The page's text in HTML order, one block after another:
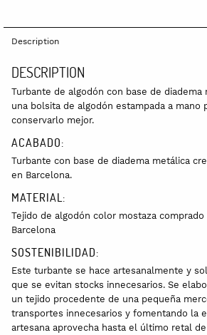
Description
DESCRIPTION
Turbante de algodón con base de diadema
una bolsita de algodón estampada a mano
conservarlo mejor.
ACABADO:
Turbante con base de diadema metálica
en Barcelona.
MATERIAL:
Tejido de algodón color mostaza
Barcelona
SOSTENIBILIDAD:
Este turbante se hace artesanalmente y
que se evitan stocks innecesarios. Se
un tejido procedente de una pequeña
transportes innecesarios y fomentando la
artesana aprovecha hasta el último retal